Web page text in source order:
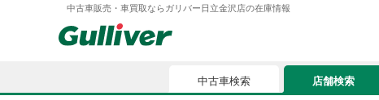
中古車販売・車買取ならガリバー日立金沢店の在庫情報
中古車検索
中古車検索 店舗検索